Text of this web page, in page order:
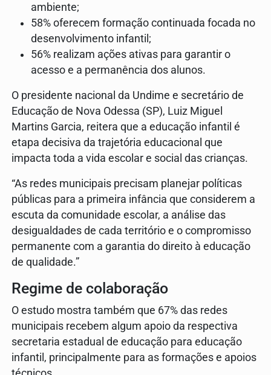
ambiente;
58% oferecem formação continuada focada no
desenvolvimento infantil;
56% realizam ações ativas para garantir o
acesso e a permanência dos alunos.
O presidente nacional da Undime e secretário de
Educação de Nova Odessa (SP), Luiz Miguel
Martins Garcia, reitera que a educação infantil é
etapa decisiva da trajetória educacional que
impacta toda a vida escolar e social das crianças.
“As redes municipais precisam planejar políticas
públicas para a primeira infância que considerem a
escuta da comunidade escolar, a análise das
desigualdades de cada território e o compromisso
permanente com a garantia do direito à educação
de qualidade.”
Regime de colaboração
O estudo mostra também que 67% das redes
municipais recebem algum apoio da respectiva
secretaria estadual de educação para educação
infantil, principalmente para as formações e apoios